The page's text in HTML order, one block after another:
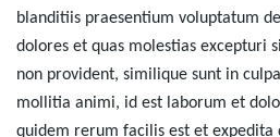
blanditiis praesentium voluptatum
dolores et quas molestias excepturi
non provident, similique sunt in
mollitia animi, id est laborum et
quidem rerum facilis est et